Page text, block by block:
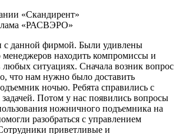
«Скандирент»
«РАСВЭРО»
с данной фирмой. Были удивлены
менеджеров находить компромиссы и
ситуациях. Сначала возник вопрос
что нам нужно было доставить
ночью. Ребята справились с
Потом у нас появились вопросы
ножничного подъемника на
разобраться с управлением
приветливые и